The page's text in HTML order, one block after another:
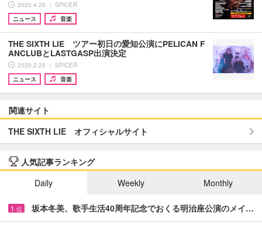
2020.4.20 ｜ SPICER
ニュース
音楽
THE SIXTH LIE ツアー初日の愛知公演にPELICAN F
ANCLUBとLASTGASP出演決定
2020.2.25 ｜ SPICER
ニュース
音楽
関連サイト
THE SIXTH LIE オフィシャルサイト
人気記事ランキング
Daily
Weekly Monthly
1 位 坂本冬美、歌手生活40周年記念でおくる明治座公演のメイ…